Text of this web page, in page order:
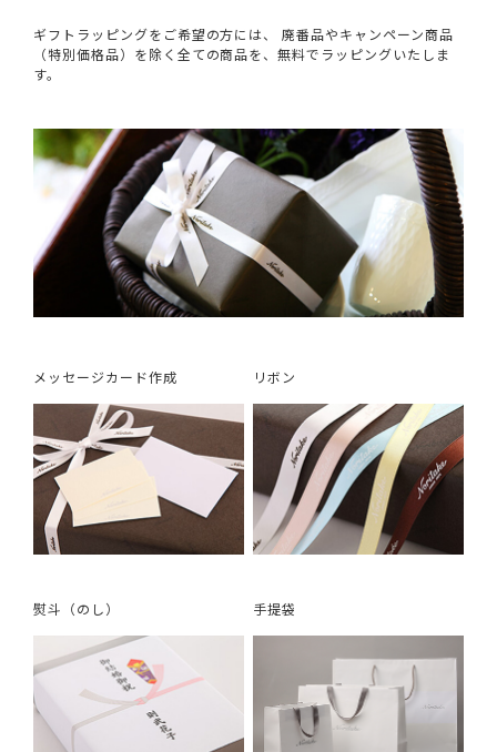
ギフトラッピングをご希望の方には、 廃番品やキャンペーン商品
（特別価格品）を除く全ての商品を、無料でラッピングいたしま
す。
メッセージカード作成 リボン
熨斗（のし） 手提袋